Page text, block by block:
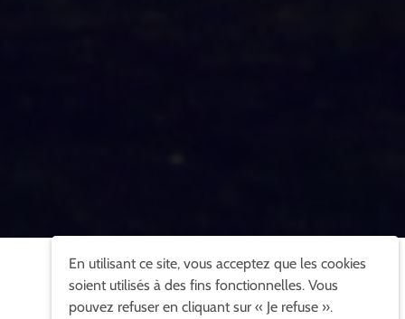
En utilisant ce site, vous acceptez que les cookies
soient utilisés à des fins fonctionnelles. Vous
pouvez refuser en cliquant sur « Je refuse ».